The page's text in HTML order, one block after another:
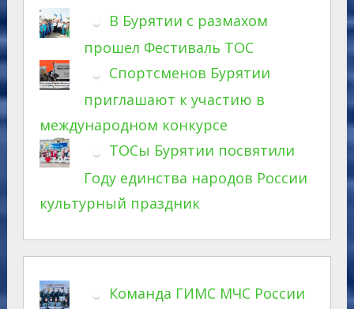
В Бурятии с размахом
прошел Фестиваль ТОС
Спортсменов Бурятии
приглашают к участию в
международном конкурсе
ТОСы Бурятии посвятили
Году единства народов России
культурный праздник
Команда ГИМС МЧС России